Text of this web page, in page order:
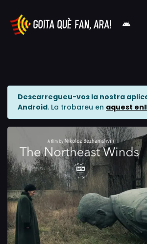
Descarregueu-vos la nostra
Android. La trobareu en aquest